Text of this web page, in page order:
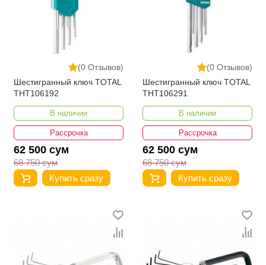
(0 Отзывов)
Шестигранный ключ TOTAL
THT106192
В наличии
Рассрочка
62 500 сум
68 750 сум
Купить сразу
(0 Отзывов)
Шестигранный ключ TOTAL
THT106291
В наличии
Рассрочка
62 500 сум
68 750 сум
Купить сразу